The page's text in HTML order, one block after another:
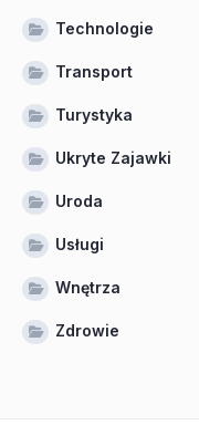
Technologie
Transport
Turystyka
Ukryte Zajawki
Uroda
Usługi
Wnętrza
Zdrowie